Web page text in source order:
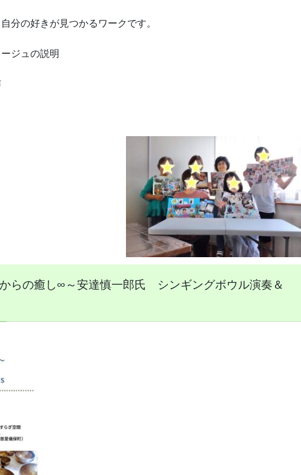
分の好きが見つかるワークです。
ジュの説明
らの癒し∞～安達慎一郎氏 シンギングボウル演奏＆